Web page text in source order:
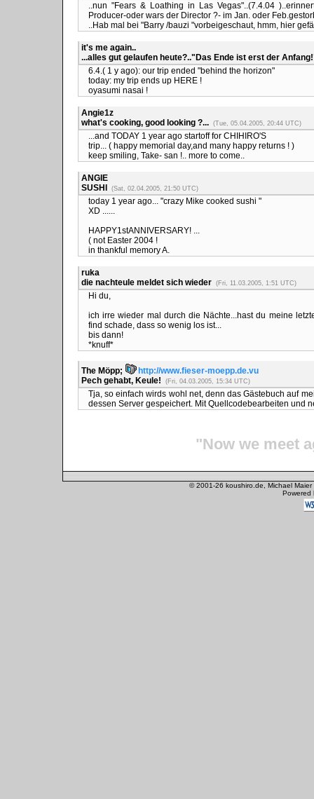
..nun "Fears & Loathing in Las Vegas"..(7.4.04
Producer-oder wars der Director ?- im Jan. oder
..Hab mal bei "Barry /bauzi "vorbeigeschaut, hmm, hier
it's me again..
...alles gut gelaufen heute?.."Das Ende ist erst der
6.4.( 1 y ago): our trip ended "behind the horizon"
today: my trip ends up HERE !
oyasumi nasai !
Angie1z
what's cooking, good looking ?... (Tue, 05.04.2005, 20:44 UTC)
...and TODAY 1 year ago startoff for CHIHIRO'S
trip... ( happy memorial day,and many happy returns ! )
keep smiling, Take- san !.. more to come..
ANGIE
SUSHI
(Sat, 02.04.2005, 21:50 UTC)
today 1 year ago... "crazy Mike cooked sushi "
XD ......
HAPPY1stANNIVERSARY! ...
( not Easter 2004 !
in thankful memory A.
ruka
die nachteule meldet sich wieder (Fri, 11.03.2005, 1:51 UTC)
Hi du,
ich irre wieder mal durch die Nächte...hast du meine
find schade, dass so wenig los ist...
bis dann!
*knuff*
The Möpp;
http://www.fieser-moepp.de.vu
Pech gehabt, Keule!
(Fri, 04.03.2005, 15:34 UTC)
Tja, so einfach wirds wohl net, denn das Gästebuch auf
dessen Server gespeichert. Mit Quellcodebearbeiten und
"Now we meet
© 2001-26 koushiro.de, Michael
Powered